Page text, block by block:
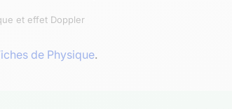
et effet Doppler
de Physique.